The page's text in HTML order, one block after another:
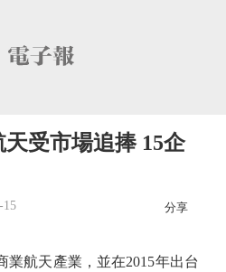
受市場追捧 15企
15 分享
航天產業，並在2015年出台